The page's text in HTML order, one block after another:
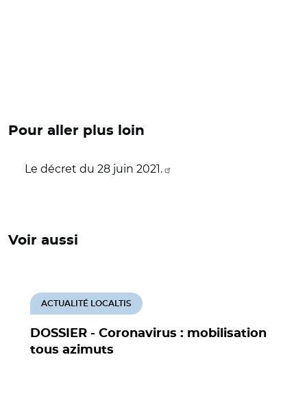
Pour aller plus loin
Le décret du 28 juin 2021.
Voir aussi
DOSSIER - Coronavirus : mobilisation
tous azimuts
ACTUALITÉ LOCALTIS